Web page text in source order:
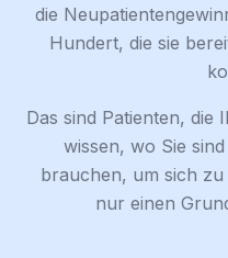
die
Hundert, die sie
Das sind Patienten, die
wissen, wo Sie
brauchen, um sich
nur einen